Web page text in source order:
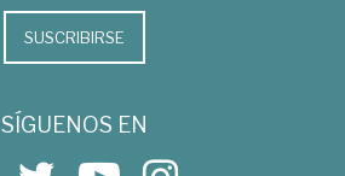
SUSCRIBIRSE
SÍGUENOS EN